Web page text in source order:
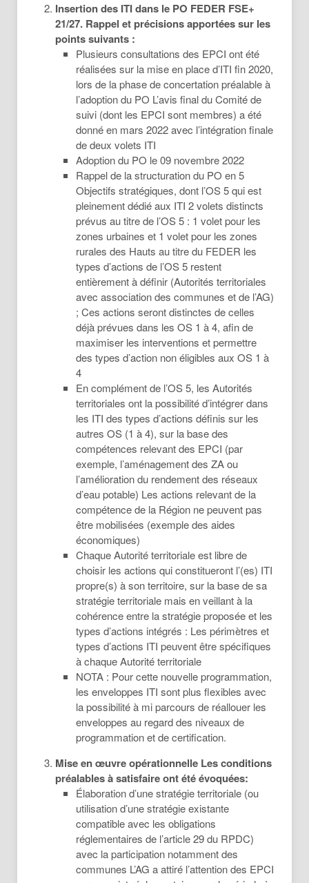
Insertion des ITI dans le PO FEDER FSE+
21/27. Rappel et précisions apportées sur les
points suivants :
Plusieurs consultations des EPCI ont été
réalisées sur la mise en place d’ITI fin 2020,
lors de la phase de concertation préalable à
l’adoption du PO L’avis final du Comité de
suivi (dont les EPCI sont membres) a été
donné en mars 2022 avec l’intégration finale
de deux volets ITI
Adoption du PO le 09 novembre 2022
Rappel de la structuration du PO en 5
Objectifs stratégiques, dont l’OS 5 qui est
pleinement dédié aux ITI 2 volets distincts
prévus au titre de l’OS 5 : 1 volet pour les
zones urbaines et 1 volet pour les zones
rurales des Hauts au titre du FEDER les
types d’actions de l’OS 5 restent
entièrement à définir (Autorités territoriales
avec association des communes et de l’AG)
; Ces actions seront distinctes de celles
déjà prévues dans les OS 1 à 4, afin de
maximiser les interventions et permettre
des types d’action non éligibles aux OS 1 à
4
En complément de l’OS 5, les Autorités
territoriales ont la possibilité d’intégrer dans
les ITI des types d’actions définis sur les
autres OS (1 à 4), sur la base des
compétences relevant des EPCI (par
exemple, l’aménagement des ZA ou
l’amélioration du rendement des réseaux
d’eau potable) Les actions relevant de la
compétence de la Région ne peuvent pas
être mobilisées (exemple des aides
économiques)
Chaque Autorité territoriale est libre de
choisir les actions qui constitueront l’(es) ITI
propre(s) à son territoire, sur la base de sa
stratégie territoriale mais en veillant à la
cohérence entre la stratégie proposée et les
types d’actions intégrés : Les périmètres et
types d’actions ITI peuvent être spécifiques
à chaque Autorité territoriale
NOTA : Pour cette nouvelle programmation,
les enveloppes ITI sont plus flexibles avec
la possibilité à mi parcours de réallouer les
enveloppes au regard des niveaux de
programmation et de certification.
Mise en œuvre opérationnelle Les conditions
préalables à satisfaire ont été évoquées:
Élaboration d’une stratégie territoriale (ou
utilisation d’une stratégie existante
compatible avec les obligations
réglementaires de l’article 29 du RPDC)
avec la participation notamment des
communes L’AG a attiré l’attention des EPCI